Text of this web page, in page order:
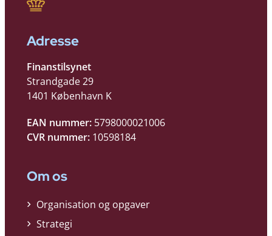
Adresse
Finanstilsynet
Strandgade 29
1401 København K
EAN nummer: 5798000021006
CVR nummer: 10598184
Om os
Organisation og opgaver
Strategi